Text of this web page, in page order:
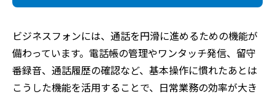
ビジネスフォンには、通話を円滑に進めるための機能が
備わっています。電話帳の管理やワンタッチ発信、留守
番録音、通話履歴の確認など、基本操作に慣れたあとは
こうした機能を活用することで、日常業務の効率が大き